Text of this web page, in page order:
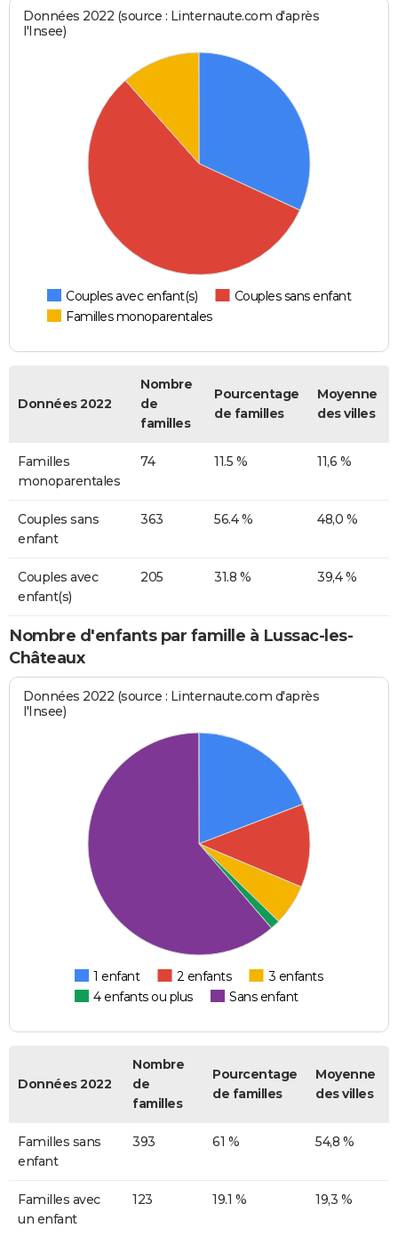
Données 2022 (source : Linternaute.com d'après
l'Insee)
Couples avec enfant(s)
Couples sans enfant
Familles monoparentales
Données 2022
Nombre
de
familles
Pourcentage
de familles
Moyenne
des villes
Familles
monoparentales
74 11.5 % 11,6 %
Couples sans
enfant
363 56.4 % 48,0 %
Couples avec
enfant(s)
205 31.8 % 39,4 %
Nombre d'enfants par famille à Lussac-les-
Châteaux
Données 2022 (source : Linternaute.com d'après
l'Insee)
1 enfant 2 enfants
3 enfants
4 enfants ou plus
Sans enfant
Données 2022
Nombre
de
familles
Pourcentage
de familles
Moyenne
des villes
Familles sans
enfant
393 61 % 54,8 %
Familles avec
un enfant
123 19.1 % 19,3 %